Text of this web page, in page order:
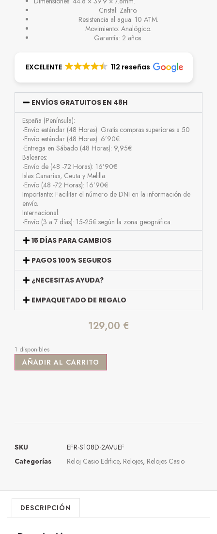
Cristal: Zafiro.
Resistencia al agua: 10 ATM.
Movimiento: Analógico.
Garantía: 2 años.
EXCELENTE 112 reseñas
ENVÍOS GRATUITOS EN 48H
España (Península):
-Envío estándar (48 Horas): Gratis compras superiores a 50
-Envío estándar (48 Horas): 6’90€
-Entrega en Sábado (48 Horas): 9,95€
Baleares:
-Envío de (48 -72 Horas): 16’90€
Islas Canarias, Ceuta y Melilla:
-Envío (48 -72 Horas): 16’90€
Importante: Facilitar el número de DNI en la información de
envío.
Internacional:
-Envío (3 a 7 días): 15-25€ según la zona geográfica.
15 DÍAS PARA CAMBIOS
PAGOS 100% SEGUROS
¿NECESITAS AYUDA?
EMPAQUETADO DE REGALO
129,00 €
1 disponibles
AÑADIR AL CARRITO
SKU
EFR-S108D-2AVUEF
Categorías
Reloj Casio Edifice, Relojes, Relojes Casio
DESCRIPCIÓN